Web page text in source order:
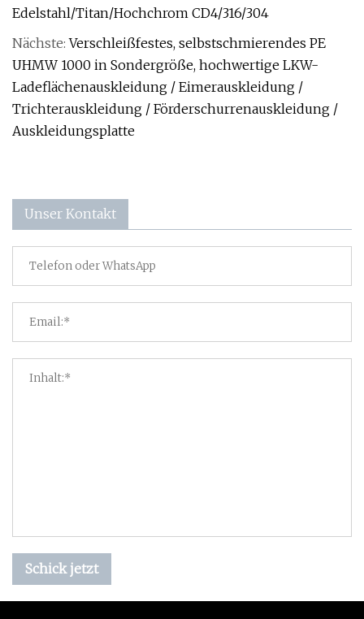
Edelstahl/Titan/Hochchrom CD4/316/304
Nächste:Verschleißfestes, selbstschmierendes PE
UHMW 1000 in Sondergröße, hochwertige LKW-
Ladeflächenauskleidung / Eimerauskleidung /
Trichterauskleidung / Förderschurrenauskleidung /
Auskleidungsplatte
Unser Kontakt
Schick jetzt